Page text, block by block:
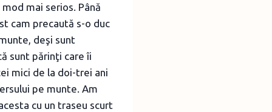
mai serios. Până
cam precaută s-o duc
deşi sunt
sunt părinţi care îi
mici de la doi-trei ani
pe munte. Am
cu un traseu scurt